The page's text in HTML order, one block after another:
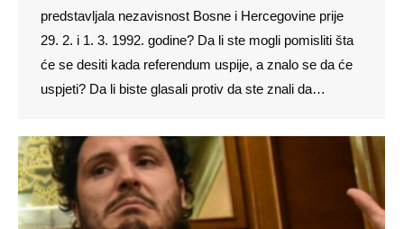
predstavljala nezavisnost Bosne i Hercegovine prije
29. 2. i 1. 3. 1992. godine? Da li ste mogli pomisliti šta
će se desiti kada referendum uspije, a znalo se da će
uspjeti? Da li biste glasali protiv da ste znali da…